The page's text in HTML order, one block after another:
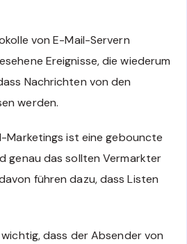
von E-Mail-Servern
Ereignisse, die wiederum
Nachrichten von den
werden.
Marketings ist eine gebouncte
genau das sollten Vermarkter
führen dazu, dass Listen
dass der Absender von